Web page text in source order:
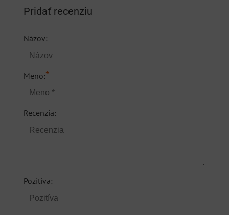
Pridať recenziu
Názov:
Meno:*
Recenzia:
Pozitíva: